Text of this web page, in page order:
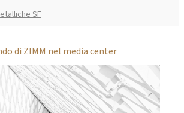
SF
di ZIMM nel media center